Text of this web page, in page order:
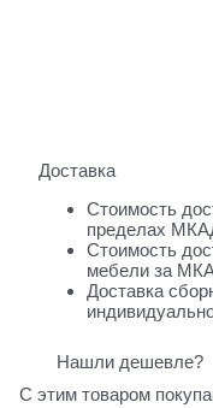
Доставка
Стоимость
пределах
Стоимость
мебели за
Доставка
Нашли дешевле?
С этим товаром